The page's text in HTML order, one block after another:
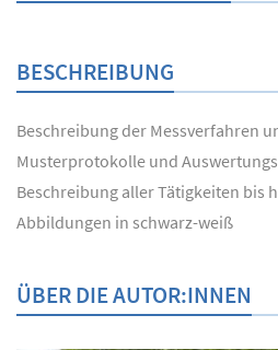
BESCHREIBUNG
Beschreibung der Messverfahren
Musterprotokolle und
Beschreibung aller Tätigkeiten bis
Abbildungen in schwarz-weiß
ÜBER DIE AUTOR:INNEN